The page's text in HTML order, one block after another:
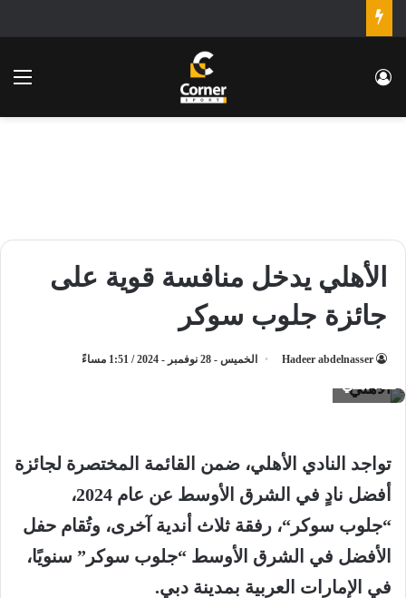
تسجيل الدخول
الأهلي يدخل منافسة قوية على
جائزة جلوب سوكر
Hadeer abdelnasser الخميس - 28 نوفمبر - 2024 / 1:51 مساءً
الأهلي
تواجد النادي الأهلي، ضمن القائمة المختصرة لجائزة
أفضل نادٍ في الشرق الأوسط عن عام
،
“جلوب سوكر “، رفقة ثلاث أندية آخرى، وتُقام حفل
الأفضل في الشرق الأوسط “جلوب سوكر ” سنويًا،
في الإمارات العربية بمدينة دبي.